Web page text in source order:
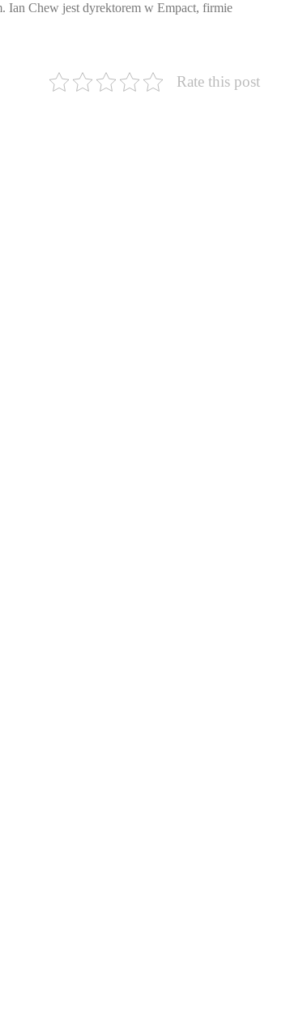
Ian Chew jest dyrektorem w Empact, firmie
Rate this post